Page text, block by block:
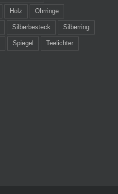
Holz Ohrringe
Silberbesteck Silberring
Spiegel Teelichter